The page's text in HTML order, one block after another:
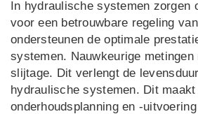
In hydraulische systemen zorgen
voor een betrouwbare regeling
ondersteunen de optimale
systemen. Nauwkeurige metingen
slijtage. Dit verlengt de
hydraulische systemen. Dit
onderhoudsplanning en -